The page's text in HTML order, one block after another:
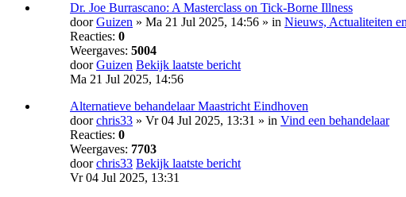
Dr. Joe Burrascano: A Masterclass on Tick-Borne Illness
doorGuizen » Ma 21 Jul 2025, 14:56 » in Nieuws, Actualiteiten
Reacties: 0
Weergaves: 5004
doorGuizen Bekijk laatste bericht
Ma 21 Jul 2025, 14:56
Alternatieve behandelaar Maastricht Eindhoven
doorchris33 » Vr 04 Jul 2025, 13:31 » in Vind een behandelaar
Reacties: 0
Weergaves: 7703
doorchris33 Bekijk laatste bericht
Vr 04 Jul 2025, 13:31